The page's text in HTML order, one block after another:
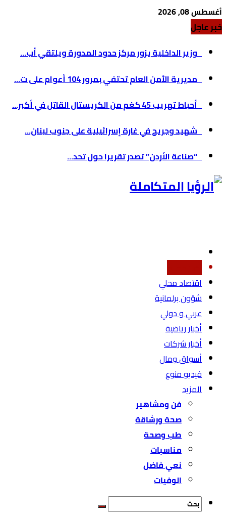
أغسطس 08, 2026
خبر عاجل
وزير الداخلية يزور مركز حدود المدورة ويلتقي أب...
مديرية الأمن العام تحتفي بمرور 104 أعوام على ت...
أحباط تهريب 45 كغم من الكريستال القاتل في أكبر...
شهيد وجريح في غارة إسرائيلية على جنوب لبنان...
“صناعة الأردن” تصدر تقريرا حول تحد...
اقتصاد محلي
شؤون برلمانية
عربي و دولي
أخبار رياضية
أخبار شركات
أسواق ومال
فيديو منوع
المزيد
فن ومشاهير
صحة ورشاقة
طب وصحة
مناسبات
نعي فاضل
الوفيات